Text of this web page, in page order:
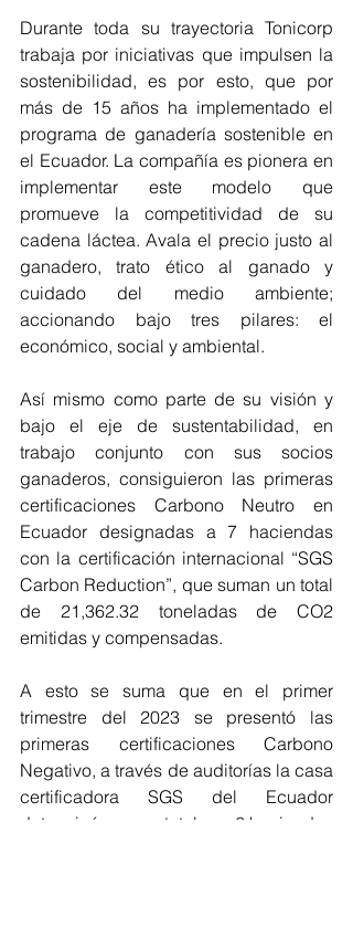
Durante toda su trayectoria Tonicorp
trabaja por iniciativas que impulsen la
sostenibilidad, es por esto, que por
más de 15 años ha implementado el
programa de ganadería sostenible en
el Ecuador. La compañía es pionera en
implementar este modelo que
promueve la competitividad de su
cadena láctea. Avala el precio justo al
ganadero, trato ético al ganado y
cuidado del medio ambiente;
accionando bajo tres pilares: el
económico, social y ambiental.
Así mismo como parte de su visión y
bajo el eje de sustentabilidad, en
trabajo conjunto con sus socios
ganaderos, consiguieron las primeras
certificaciones Carbono Neutro en
Ecuador designadas a 7 haciendas
con la certificación internacional “SGS
Carbon Reduction”, que suman un total
de 21,362.32 toneladas de CO2
emitidas y compensadas.
A esto se suma que en el primer
trimestre del 2023 se presentó las
primeras certificaciones Carbono
Negativo, a través de auditorías la casa
certificadora SGS del Ecuador
determinó que en total son 6 haciendas